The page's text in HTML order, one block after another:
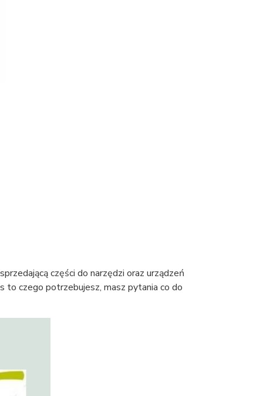
części do narzędzi oraz urządzeń
to czego potrzebujesz, masz pytania co do